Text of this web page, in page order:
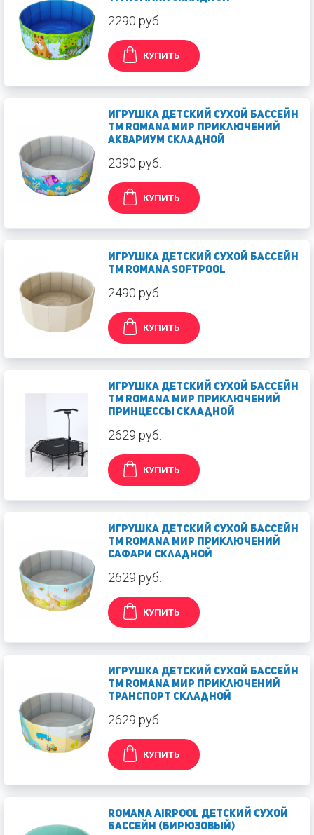
2290 руб.
КУПИТЬ
Игрушка Детский сухой бассейн
TM Romana Мир приключений
Аквариум складной
2390 руб.
КУПИТЬ
Игрушка Детский сухой бассейн
TM Romana SoftPool
2490 руб.
КУПИТЬ
Игрушка Детский сухой бассейн
TM Romana Мир приключений
Принцессы складной
2629 руб.
КУПИТЬ
Игрушка Детский сухой бассейн
TM Romana Мир приключений
Сафари складной
2629 руб.
КУПИТЬ
Игрушка Детский сухой бассейн
TM Romana Мир приключений
Транспорт складной
2629 руб.
КУПИТЬ
Romana Airpool Детский сухой
бассейн (бирюзовый)